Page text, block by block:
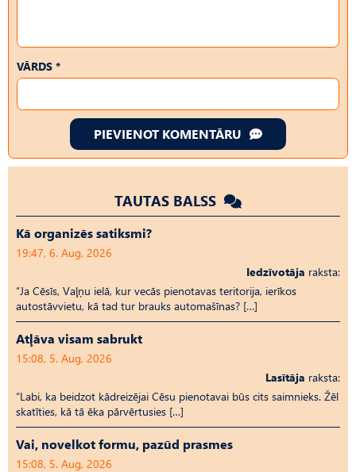
VĀRDS *
PIEVIENOT KOMENTĀRU
TAUTAS BALSS
Kā organizēs satiksmi?
19:47, 6. Aug, 2026
Iedzīvotāja raksta:
“Ja Cēsīs, Vaļņu ielā, kur vecās pienotavas teritorija, ierīkos
autostāvvietu, kā tad tur brauks automašīnas? […]
Atļāva visam sabrukt
15:08, 5. Aug, 2026
Lasītāja raksta:
“Labi, ka beidzot kādreizējai Cēsu pienotavai būs cits saimnieks. Žēl
skatīties, kā tā ēka pārvērtusies […]
Vai, novelkot formu, pazūd prasmes
15:08, 5. Aug, 2026